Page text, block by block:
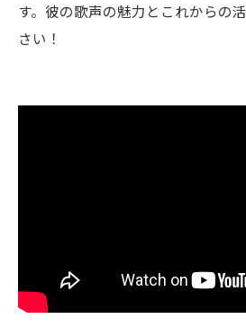
す。彼の歌声の魅力とこれからの
さい！